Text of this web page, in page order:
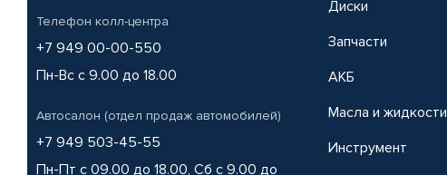
Телефон колл-центра
+7 949 00-00-550
Пн-Вс с 9.00 до 18.00
Автосалон (отдел продаж автомобилей)
+7 949 503-45-55
Пн-Пт с 09.00 до 18.00, Сб с 9.00 до
Диски
Запчасти
АКБ
Масла и жидкости
Инструмент